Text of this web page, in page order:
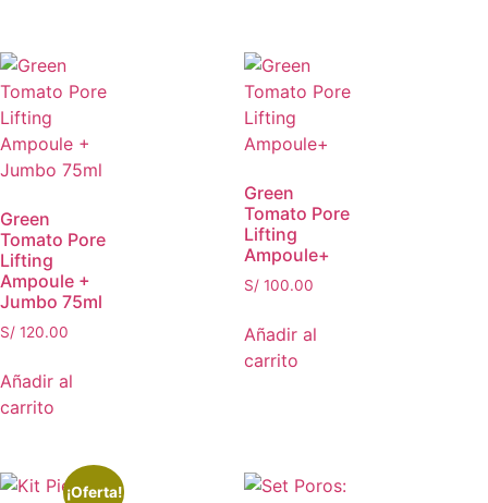
Green
Tomato Pore
Lifting
Ampoule +
Jumbo 75ml
S/ 120.00
Añadir al
carrito
Green
Tomato Pore
Lifting
Ampoule+
S/ 100.00
Añadir al
carrito
¡Oferta!